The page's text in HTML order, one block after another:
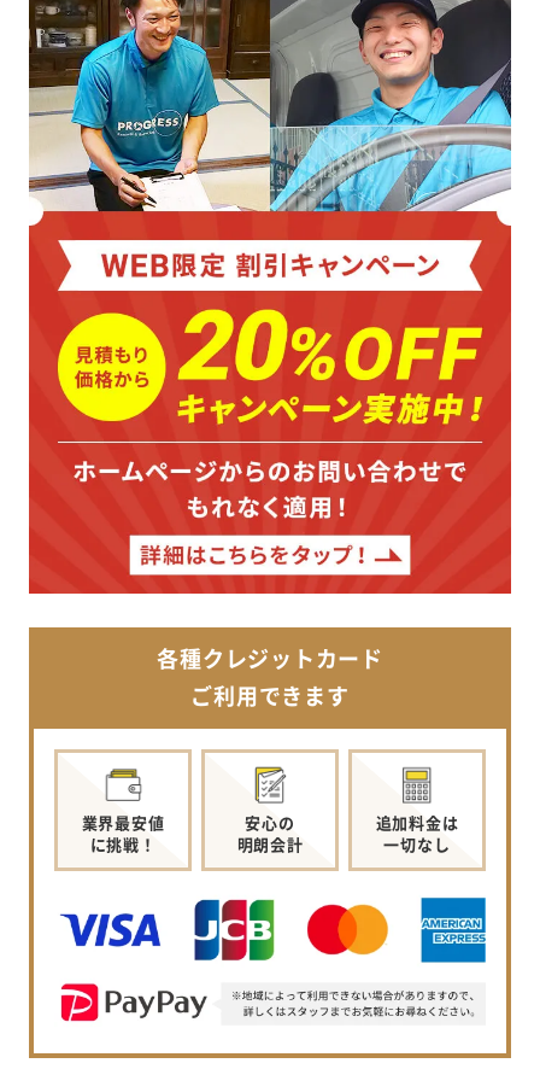
各種クレジットカード
ご利用できます
業界最安値
に挑戦！
安心の
明朗会計
追加料金は
一切なし